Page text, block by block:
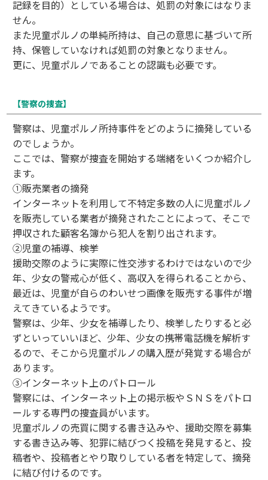
記録を目的）としている場合は、処罰の対象にはなりま
せん。
また児童ポルノの単純所持は、自己の意思に基づいて所
持、保管していなければ処罰の対象となりません。
更に、児童ポルノであることの認識も必要です。
【警察の捜査】
警察は、児童ポルノ所持事件をどのように摘発している
のでしょうか。
ここでは、警察が捜査を開始する端緒をいくつか紹介し
ます。
①販売業者の摘発
インターネットを利用して不特定多数の人に児童ポルノ
を販売している業者が摘発されたことによって、そこで
押収された顧客名簿から犯人を割り出されます。
②児童の補導、検挙
援助交際のように実際に性交渉するわけではないので少
年、少女の警戒心が低く、高収入を得られることから、
最近は、児童が自らのわいせつ画像を販売する事件が増
えてきているようです。
警察は、少年、少女を補導したり、検挙したりすると必
ずといっていいほど、少年、少女の携帯電話機を解析す
るので、そこから児童ポルノの購入歴が発覚する場合が
あります。
③インターネット上のパトロール
警察には、インターネット上の掲示板やＳＮＳをパトロ
ールする専門の捜査員がいます。
児童ポルノの売買に関する書き込みや、援助交際を募集
する書き込み等、犯罪に結びつく投稿を発見すると、投
稿者や、投稿者とやり取りしている者を特定して、摘発
に結び付けるのです。